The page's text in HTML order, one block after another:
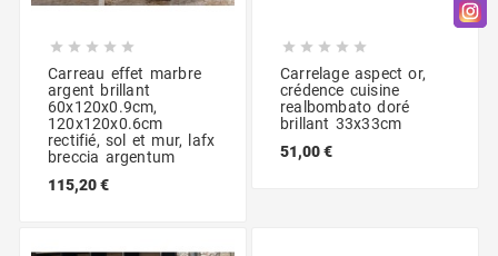
    
Carreau effet marbre
argent brillant
60x120x0.9cm,
120x120x0.6cm
rectifié, sol et mur, lafx
breccia argentum
115,20 €
    
Carrelage aspect or,
crédence cuisine
realbombato doré
brillant 33x33cm
51,00 €